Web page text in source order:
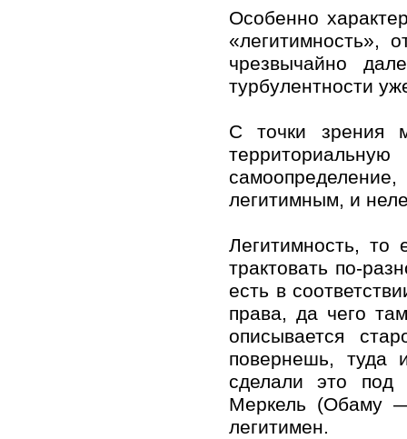
Особенно
«легитимность»,
чрезвычайно
турбулентности
С точки зрения
легитимным, и
Легитимность, то
трактовать по-
есть в
права, да чего
описывается
повернешь,
сделали это под
Меркель (Обаму
легитимен.